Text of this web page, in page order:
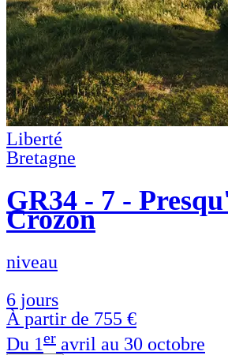
Liberté
Bretagne
GR34 - 7 -
Crozon
niveau
6 jours
À partir de 755 €
Du 1er avril au 30 octobre